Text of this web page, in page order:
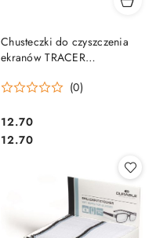
Chusteczki do czyszczenia
ekranów TRACER
(0)
Cena:
12.70
Cena:
12.70